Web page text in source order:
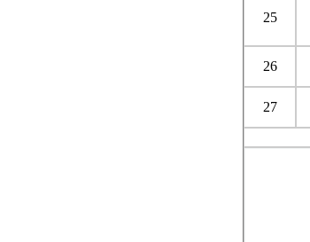
25
26
27